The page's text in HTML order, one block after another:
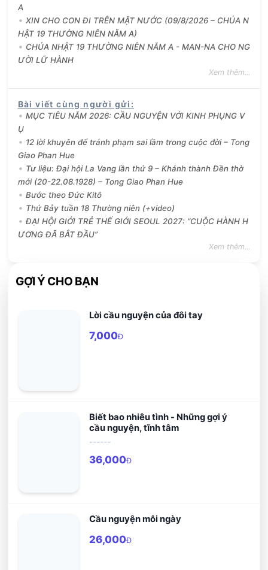
A
XIN CHO CON ĐI TRÊN MẶT NƯỚC (09/8/2026 – CHÚA N
HẬT 19 THƯỜNG NIÊN NĂM A)
CHÚA NHẬT 19 THƯỜNG NIÊN NĂM A - MAN-NA CHO NG
ƯỜI LỮ HÀNH
Xem thêm...
Bài viết cùng người gửi :
MỤC TIÊU NĂM 2026: CẦU NGUYỆN VỚI KINH PHỤNG V
Ụ
12 lời khuyên để tránh phạm sai lầm trong cuộc đời – Tong
Giao Phan Hue
Tư liệu: Đại hội La Vang lần thứ 9 – Khánh thành Đền thờ
mới (20-22.08.1928) – Tong Giao Phan Hue
Bước theo Đức Kitô
Thứ Bảy tuần 18 Thường niên (+video)
ĐẠI HỘI GIỚI TRẺ THẾ GIỚI SEOUL 2027: “CUỘC HÀNH H
ƯƠNG ĐÃ BẮT ĐẦU”
Xem thêm...
GỢI Ý CHO BẠN
Lời cầu nguyện của đôi tay
7,000Đ
Biết bao nhiêu tình - Những gợi ý
cầu nguyện, tĩnh tâm
------
36,000Đ
Cầu nguyện mỗi ngày
26,000Đ